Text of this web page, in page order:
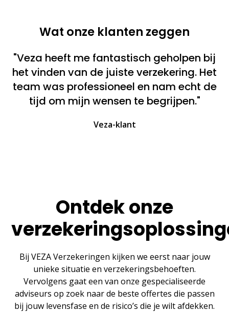
Wat onze klanten zeggen
"Veza heeft me fantastisch geholpen bij
het vinden van de juiste verzekering. Het
team was professioneel en nam echt de
tijd om mijn wensen te begrijpen."
Veza-klant
Ontdek onze
Bij VEZA Verzekeringen kijken we eerst naar jouw
unieke situatie en verzekeringsbehoeften.
Vervolgens gaat een van onze gespecialiseerde
adviseurs op zoek naar de beste offertes die passen
bij jouw levensfase en de risico’s die je wilt afdekken.